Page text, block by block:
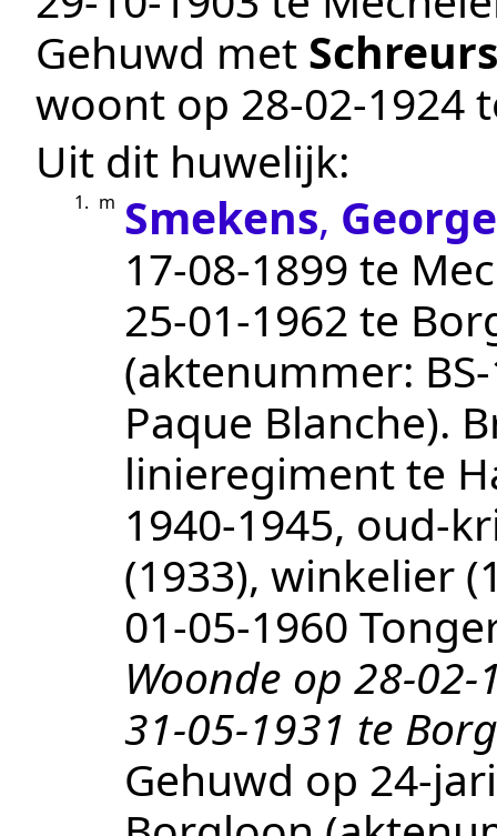
Gehuwd met Schreurs
woont op 28‑02‑1924
Uit dit huwelijk:
1. m Smekens,
17‑08‑1899 te
25‑01‑1962 te
(aktenummer:
Paque Blanche).
linieregiment te
1940-1945, oud-
(1933), winkelier
01‑05‑1960
Woonde op 28-
31-05-1931 te
Gehuwd op 24-